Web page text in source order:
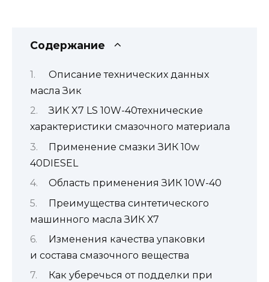
Содержание
Описание технических данных
масла Зик
ЗИК X7 LS 10W-40технические
характеристики смазочного материала
Применение смазки ЗИК 10w
40DIESEL
Область применения ЗИК 10W-40
Преимущества синтетического
машинного масла ЗИК Х7
Изменения качества упаковки
и состава смазочного вещества
Как уберечься от подделки при